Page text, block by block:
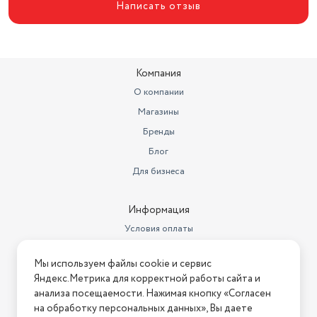
Тип зарядки кейса
USB Type-C
Написать отзыв
Компания
О компании
Магазины
Бренды
Блог
Для бизнеса
Информация
Условия оплаты
Условия возврата
Нашли ошибку на сайте? Напишите нам
Мы используем файлы cookie и сервис
Яндекс.Метрика для корректной работы сайта и
анализа посещаемости. Нажимая кнопку «Согласен
на обработку персональных данных», Вы даете